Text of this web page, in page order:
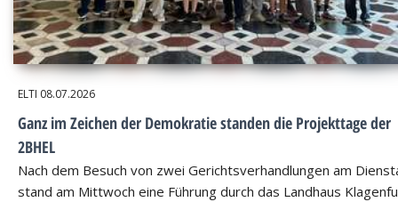
ELTI 08.07.2026
Ganz im Zeichen der Demokratie standen die Projekttage der
2BHEL
Nach dem Besuch von zwei Gerichtsverhandlungen am
stand am Mittwoch eine Führung durch das Landhaus